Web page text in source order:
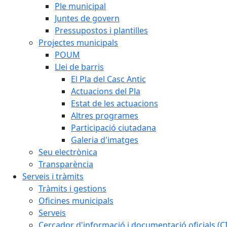
Ple municipal
Juntes de govern
Pressupostos i plantilles
Projectes municipals
POUM
Llei de barris
El Pla del Casc Antic
Actuacions del Pla
Estat de les actuacions
Altres programes
Participació ciutadana
Galeria d'imatges
Seu electrònica
Transparència
Serveis i tràmits
Tràmits i gestions
Oficines municipals
Serveis